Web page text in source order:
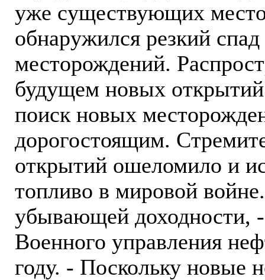
уже существующих
обнаружился резкий
месторождений.
будущем новых
поиск новых
дорогостоящим.
открытий ошеломило и
топливо в мировой
убывающей доходности, -
Военного управления
году. - Поскольку новые